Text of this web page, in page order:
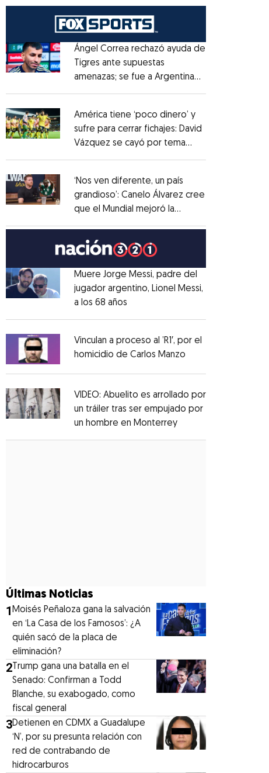
Opens in new window
Ángel Correa rechazó ayuda de
Tigres ante supuestas
amenazas; se fue a Argentina
Opens in new window
América tiene ‘poco dinero’ y
sufre para cerrar fichajes: David
Vázquez se cayó por tema
Opens in new window
‘Nos ven diferente, un país
grandioso’: Canelo Álvarez cree
que el Mundial mejoró la
Opens in new window
Muere Jorge Messi, padre del
jugador argentino, Lionel Messi,
a los 68 años
Opens in new window
Vinculan a proceso al ’R1′, por el
homicidio de Carlos Manzo
Opens in new window
VIDEO: Abuelito es arrollado por
un tráiler tras ser empujado por
un hombre en MonterreyOpens in new
Últimas Noticias
1Moisés Peñaloza gana la salvación
en ‘La Casa de los Famosos’: ¿A
quién sacó de la placa de
eliminación?
2 Trump gana una batalla en el
Senado: Confirman a Todd
Blanche, su exabogado, como
fiscal general
3Detienen en CDMX a Guadalupe
‘N’, por su presunta relación con
red de contrabando de
hidrocarburos